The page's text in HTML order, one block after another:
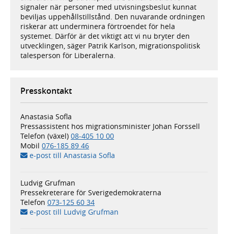
signaler när personer med utvisningsbeslut kunnat
beviljas uppehållstillstånd. Den nuvarande ordningen
riskerar att underminera förtroendet för hela
systemet. Därför är det viktigt att vi nu bryter den
utvecklingen, säger Patrik Karlson, migrationspolitisk
talesperson för Liberalerna.
Presskontakt
Anastasia Sofla
Pressassistent hos migrationsminister Johan Forssell
Telefon (växel) 08-405 10 00
Mobil 076-185 89 46
e-post till Anastasia Sofla
Ludvig Grufman
Pressekreterare för Sverigedemokraterna
Telefon 073-125 60 34
e-post till Ludvig Grufman